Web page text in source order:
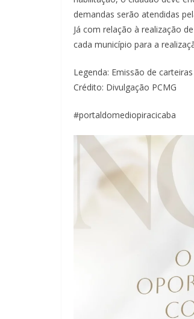
demandas serão atendidas
Já com relação à realização
cada município para a
Legenda: Emissão de
Crédito: Divulgação PCMG
#portaldomediopiracicaba